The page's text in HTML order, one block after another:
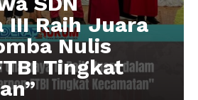
III Raih Juara
Nulis
Tingkat